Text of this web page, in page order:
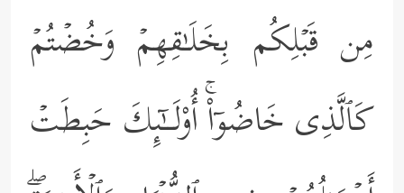
مِن قَبۡلِكُم بِخَلَـٰقِهِمۡ وَخُضۡتُمۡ
كَٱلَّذِی خَاضُوۤاْۚ أُوْلَــٰۤىِٕكَ حَبِطَتۡ